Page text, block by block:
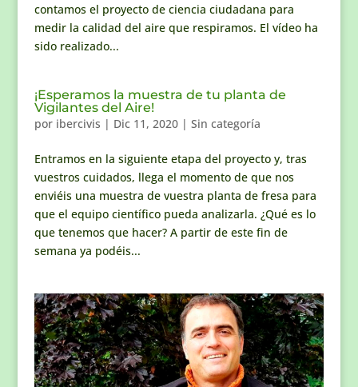
contamos el proyecto de ciencia ciudadana para
medir la calidad del aire que respiramos. El vídeo ha
sido realizado...
¡Esperamos la muestra de tu planta de
Vigilantes del Aire!
por ibercivis | Dic 11, 2020| Sin categoría
Entramos en la siguiente etapa del proyecto y, tras
vuestros cuidados, llega el momento de que nos
enviéis una muestra de vuestra planta de fresa para
que el equipo científico pueda analizarla. ¿Qué es lo
que tenemos que hacer? A partir de este fin de
semana ya podéis...